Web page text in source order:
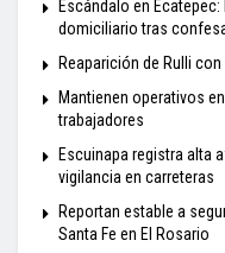
Escándalo en
domiciliario tras
Reaparición de Rulli
Mantienen operativos
trabajadores
Escuinapa registra alta
vigilancia en carreteras
Reportan estable a
Santa Fe en El Rosario